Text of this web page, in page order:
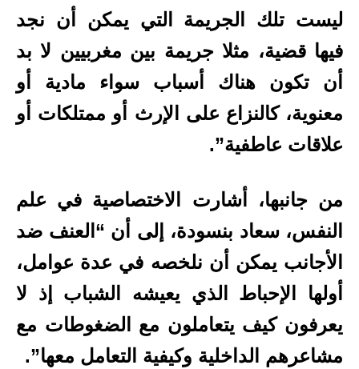
ليست تلك الجريمة التي يمكن أن نجد
فيها قضية، مثلا جريمة بين مغربيين لا بد
أن تكون هناك أسباب سواء مادية أو
معنوية، كالنزاع على الإرث أو ممتلكات أو
علاقات عاطفية”.
من جانبها، أشارت الاختصاصية في علم
النفس، سعاد بنسودة، إلى أن “العنف ضد
الأجانب يمكن أن نلخصه في عدة عوامل،
أولها الإحباط الذي يعيشه الشباب إذ لا
يعرفون كيف يتعاملون مع الضغوطات مع
مشاعرهم الداخلية وكيفية التعامل معها”.